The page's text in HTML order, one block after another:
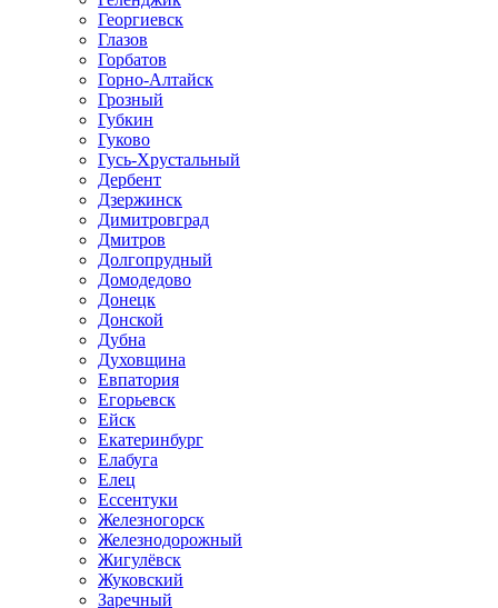
Георгиевск
Глазов
Горбатов
Горно-Алтайск
Грозный
Губкин
Гуково
Гусь-Хрустальный
Дербент
Дзержинск
Димитровград
Дмитров
Долгопрудный
Домодедово
Донецк
Донской
Дубна
Духовщина
Евпатория
Егорьевск
Ейск
Екатеринбург
Елабуга
Елец
Ессентуки
Железногорск
Железнодорожный
Жигулёвск
Жуковский
Заречный